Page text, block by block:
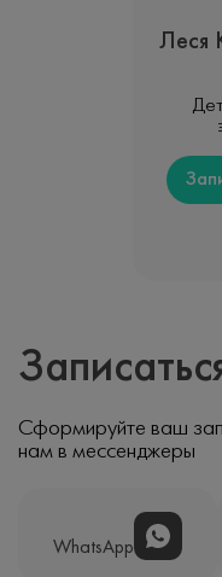
Леся
Сформируйте ваш
нам в мессенджеры
WhatsApp